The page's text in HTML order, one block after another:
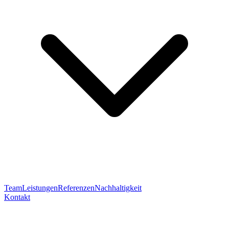
TeamLeistungenReferenzenNachhaltigkeit
Kontakt